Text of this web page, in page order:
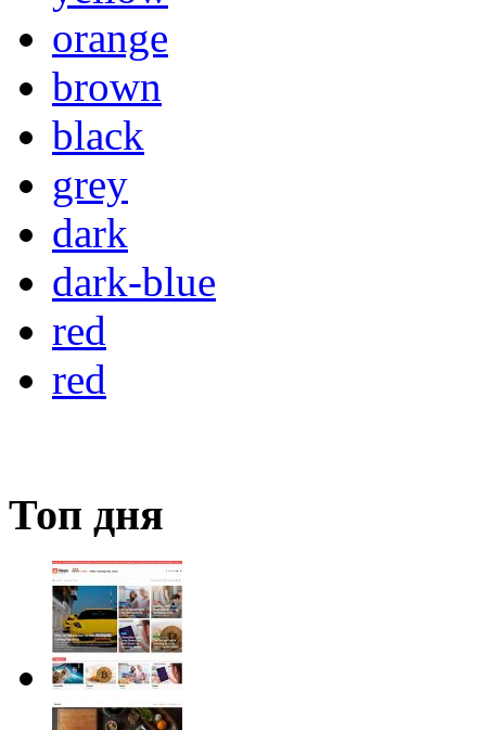
orange
brown
black
grey
dark
dark-blue
red
red
Топ дня